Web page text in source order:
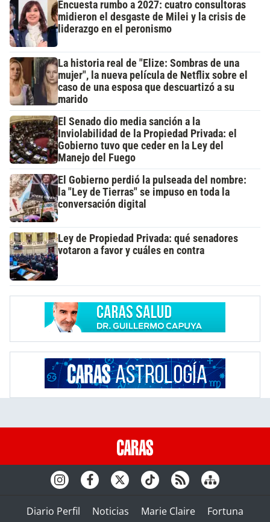
Encuesta rumbo a 2027: cuatro consultoras
midieron el desgaste de Milei y la crisis de
liderazgo en el peronismo
La historia real de "Elize: Sombras de una
mujer", la nueva película de Netflix sobre el
caso de una esposa que descuartizó a su
marido
El Senado dio media sanción a la
Inviolabilidad de la Propiedad Privada: el
Gobierno tuvo que ceder en la Ley del
Manejo del Fuego
El Gobierno perdió la pulseada del nombre:
la "Ley de Tierras" se impuso en toda la
conversación digital
Ley de Propiedad Privada: qué senadores
votaron a favor y cuáles en contra
Diario Perfil Noticias Marie Claire
Fortuna